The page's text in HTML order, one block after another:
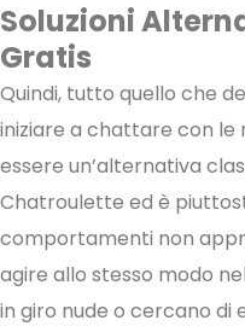
Soluzioni
Gratis
Quindi, tutto quello che
iniziare a chattare con le
essere un’alternativa
Chatroulette ed è
comportamenti non
agire allo stesso modo
in giro nude o cercano di